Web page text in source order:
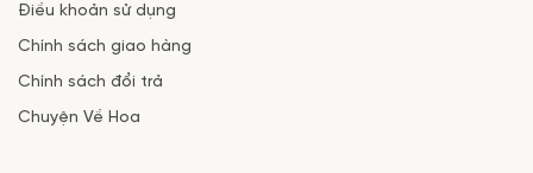
Điều khoản sử dụng
Chính sách giao hàng
Chính sách đổi trả
Chuyện Về Hoa